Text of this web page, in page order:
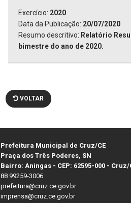
Exercício: 2020
Data da Publicação: 20/07/2020
Resumo descritivo: Relatório
bimestre do ano de 2020.
VOLTAR
Prefeitura Municipal de Cruz/CE
Praça dos Três Poderes, SN
Bairro: Aningas - CEP: 62595-000 - Cruz/
88 99259-3006
prefeitura@cruz.ce.gov.br
imprensa@cruz.ce.gov.br